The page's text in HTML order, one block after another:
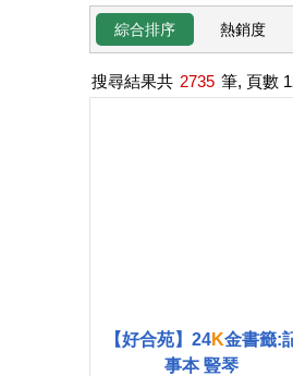
綜合排序 熱銷度
搜尋結果共 2735 筆, 頁數
【好合苑】24K金書籤:
事本 豎琴